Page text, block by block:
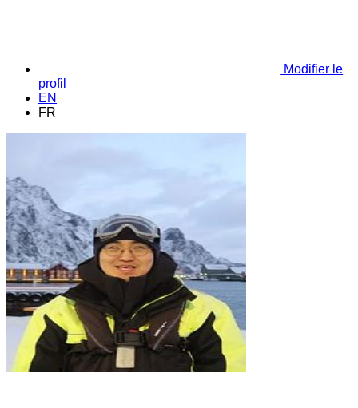
Modifier le
profil
EN
FR